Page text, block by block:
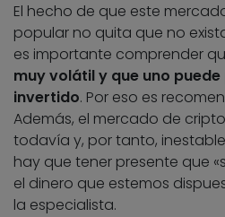
El hecho de que este
popular no quita que no
es importante comprender
muy volátil y que uno
invertido. Por eso es
Además, el mercado de
todavía y, por tanto,
hay que tener presente que
el dinero que estemos
la especialista.